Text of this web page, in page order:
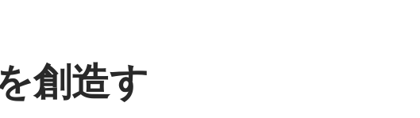
創造す